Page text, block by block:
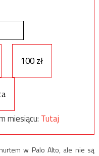
100 zł
miesiącu: Tutaj
w Palo Alto, ale nie są